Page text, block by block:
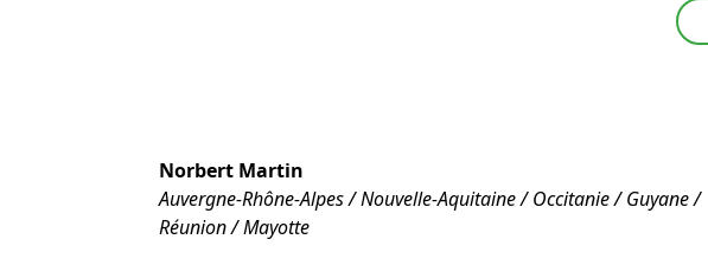
Norbert Martin
Auvergne-Rhône-Alpes / Nouvelle-Aquitaine / Occitanie / Guyane /
Réunion / Mayotte